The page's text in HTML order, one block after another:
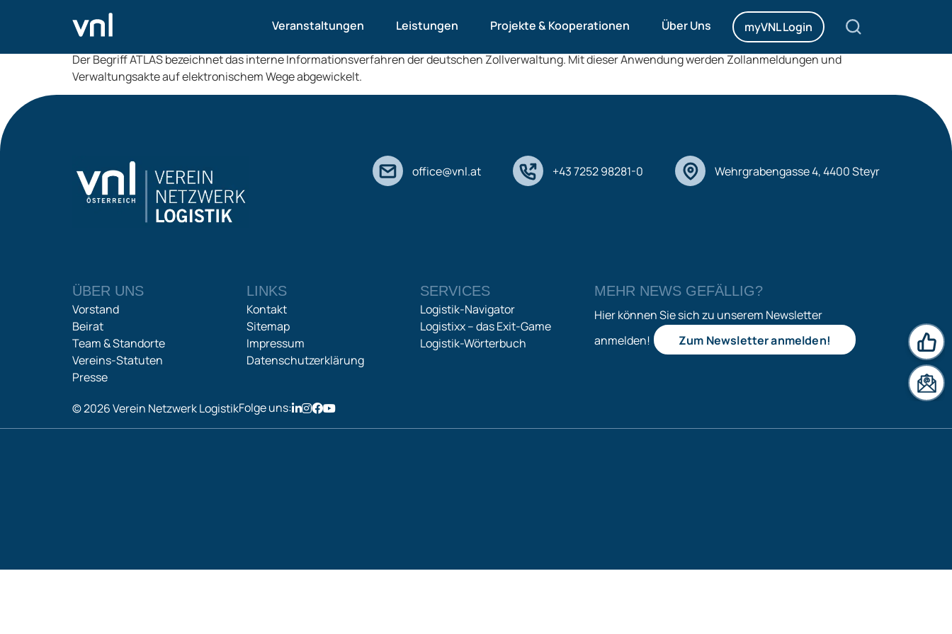
Veranstaltungen Leistungen Projekte & Kooperationen Über Uns myVNL Login
ATLAS
Der Begriff ATLAS bezeichnet das interne Informationsverfahren der deutschen Zollverwaltung. Mit dieser Anwendung werden Zollanmeldungen und
Verwaltungsakte auf elektronischem Wege abgewickelt.
office@vnl.at +43 7252 98281-0 Wehrgrabengasse 4, 4400 Steyr
ÜBER UNS
Vorstand
Beirat
Team & Standorte
Vereins-Statuten
Presse
LINKS
Kontakt
Sitemap
Impressum
Datenschutzerklärung
SERVICES
Logistik-Navigator
Logistixx – das Exit-Game
Logistik-Wörterbuch
MEHR NEWS GEFÄLLIG?
Hier können Sie sich zu unserem Newsletter
anmelden!
Zum Newsletter anmelden!
© 2026 Verein Netzwerk LogistikFolge uns: